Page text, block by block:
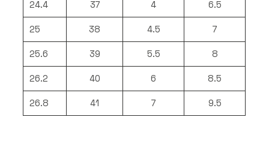
24.4 37 4 6.5
25 38 4.5 7
25.6 39 5.5 8
26.2 40 6 8.5
26.8 41 7 9.5